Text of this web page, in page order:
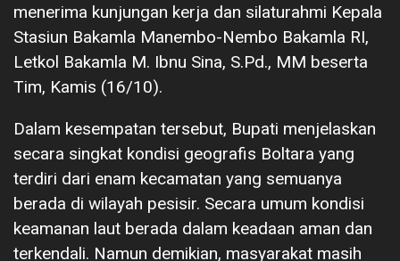
menerima kunjungan kerja dan silaturahmi Kepala
Stasiun Bakamla Manembo-Nembo Bakamla RI,
Letkol Bakamla M. Ibnu Sina, S.Pd., MM beserta
Tim, Kamis (16/10).
Dalam kesempatan tersebut, Bupati menjelaskan
secara singkat kondisi geografis Boltara yang
terdiri dari enam kecamatan yang semuanya
berada di wilayah pesisir. Secara umum kondisi
keamanan laut berada dalam keadaan aman dan
terkendali. Namun demikian, masyarakat masih